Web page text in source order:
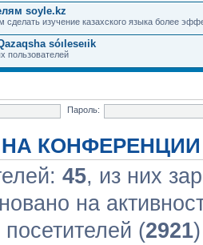
soyle.kz
сделать изучение казахского языка более
sóıleseıik
пользователей
Пароль:
КОНФЕРЕНЦИИ
45, из них
на
(2921